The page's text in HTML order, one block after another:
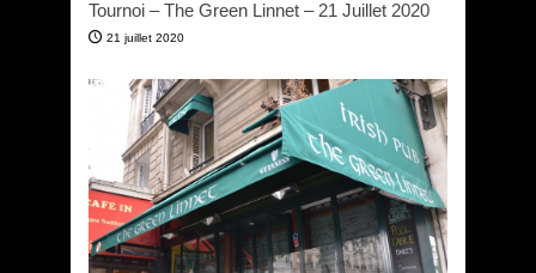
Tournoi – The Green Linnet – 21 Juillet 2020
21 juillet 2020